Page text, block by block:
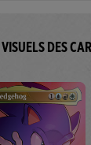
VISUELS DES